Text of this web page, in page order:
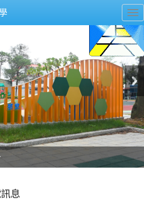
的來源
的來源
意象的中廊
意象的中廊
息